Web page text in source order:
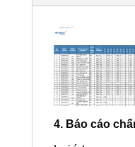
4. Báo cáo